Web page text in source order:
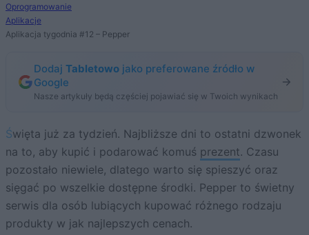
Oprogramowanie
Aplikacje
Aplikacja tygodnia #12 – Pepper
Dodaj Tabletowo jako preferowane źródło w
Google
Nasze artykuły będą częściej pojawiać się w Twoich wynikach
Święta już za tydzień. Najbliższe dni to ostatni dzwonek
na to, aby kupić i podarować komuś prezent. Czasu
pozostało niewiele, dlatego warto się spieszyć oraz
sięgać po wszelkie dostępne środki. Pepper to świetny
serwis dla osób lubiących kupować różnego rodzaju
produkty w jak najlepszych cenach.